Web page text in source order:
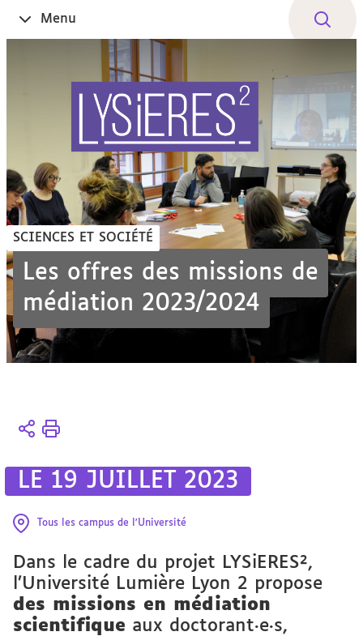
contenu
Ouvrir
le
Menu
SCIENCES ET SOCIÉTÉ
Les offres des missions de
médiation 2023/2024
Vous
Accueil
des
avec et
pour la
société
LE 19 JUILLET 2023
Tous les campus de l'Université
Dans le cadre du projet LYSiERES²,
l’Université Lumière Lyon 2 propose
des missions en médiation
scientifique aux doctorant·e·s,